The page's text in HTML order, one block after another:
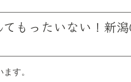
もったいない！新
す。